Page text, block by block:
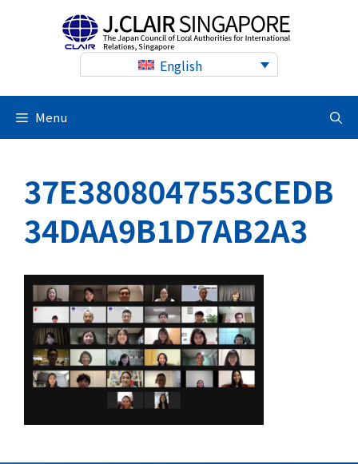
English
Menu
37E3808047553CEDB
34DAA9B1D7AB2A3